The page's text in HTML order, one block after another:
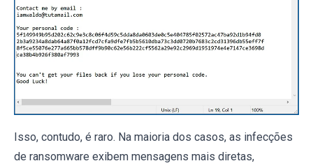
Isso, contudo, é raro. Na maioria dos casos, as infecções
de ransomware exibem mensagens mais diretas,